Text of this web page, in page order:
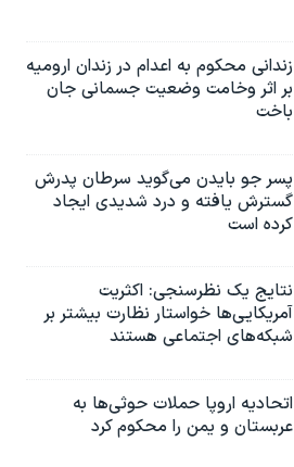
زندانی محکوم به اعدام در زندان ارومیه
بر اثر وخامت وضعیت جسمانی جان
باخت
پسر جو بایدن می‌گوید سرطان پدرش
گسترش یافته و درد شدیدی ایجاد
کرده است
نتایج یک نظرسنجی: اکثریت
آمریکایی‌ها خواستار نظارت بیشتر بر
شبکه‌های اجتماعی هستند
اتحادیه اروپا حملات حوثی‌ها به
عربستان و یمن را محکوم کرد